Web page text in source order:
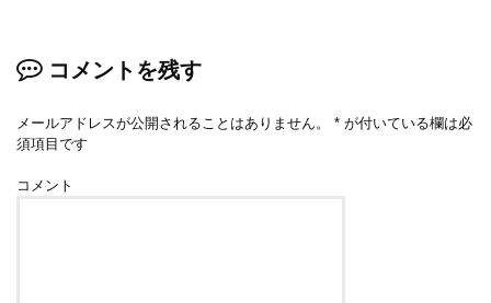
コメントを残す
メールアドレスが公開されることはありません。 * が付いている欄は必
須項目です
コメント